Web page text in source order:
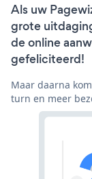
Als uw
grote
de online
gefeliciteerd!
Maar daarna
turn en meer